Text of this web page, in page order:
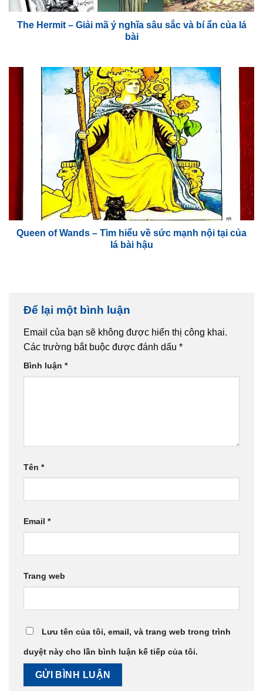
The Hermit – Giải mã ý nghĩa sâu sắc và bí ẩn của lá
bài
Queen of Wands – Tìm hiểu về sức mạnh nội tại của
lá bài hậu
Để lại một bình luận
Email của bạn sẽ không được hiển thị công khai.
Các trường bắt buộc được đánh dấu *
Bình luận *
Tên *
Email *
Trang web
Lưu tên của tôi, email, và trang web trong trình
duyệt này cho lần bình luận kế tiếp của tôi.